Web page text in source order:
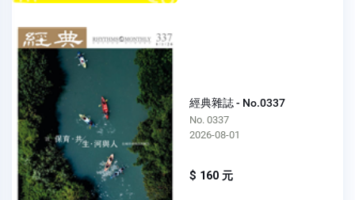
經典雜誌 - No.0337
No. 0337
2026-08-01
$ 160 元